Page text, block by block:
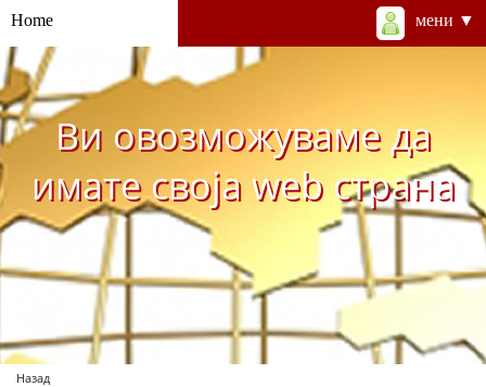
Home мени ▼
Ви овозможуваме да
имате своја web страна
Назад